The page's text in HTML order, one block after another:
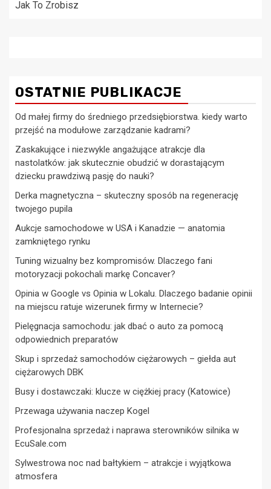
Jak To Zrobisz
OSTATNIE PUBLIKACJE
Od małej firmy do średniego przedsiębiorstwa. kiedy warto
przejść na modułowe zarządzanie kadrami?
Zaskakujące i niezwykle angażujące atrakcje dla
nastolatków: jak skutecznie obudzić w dorastającym
dziecku prawdziwą pasję do nauki?
Derka magnetyczna – skuteczny sposób na regenerację
twojego pupila
Aukcje samochodowe w USA i Kanadzie — anatomia
zamkniętego rynku
Tuning wizualny bez kompromisów. Dlaczego fani
motoryzacji pokochali markę Concaver?
Opinia w Google vs Opinia w Lokalu. Dlaczego badanie opinii
na miejscu ratuje wizerunek firmy w Internecie?
Pielęgnacja samochodu: jak dbać o auto za pomocą
odpowiednich preparatów
Skup i sprzedaż samochodów ciężarowych – giełda aut
ciężarowych DBK
Busy i dostawczaki: klucze w ciężkiej pracy (Katowice)
Przewaga używania naczep Kogel
Profesjonalna sprzedaż i naprawa sterowników silnika w
EcuSale.com
Sylwestrowa noc nad bałtykiem – atrakcje i wyjątkowa
atmosfera